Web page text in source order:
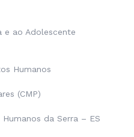
e ao Adolescente
Humanos
(CMP)
da Serra – ES